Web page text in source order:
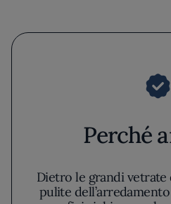
Perché
Dietro le grandi vetrate
pulite